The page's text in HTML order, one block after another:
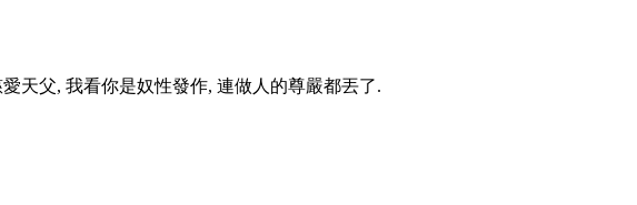
天父, 我看你是奴性發作, 連做人的尊嚴都丟了.